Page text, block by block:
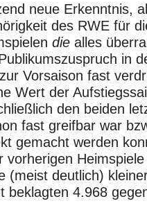
neue Erkenntnis,
des RWE für
die alles
in
Vorsaison fast
Wert der
den beiden
fast greifbar war
gemacht werden
vorherigen
(meist deutlich)
beklagten 4.968